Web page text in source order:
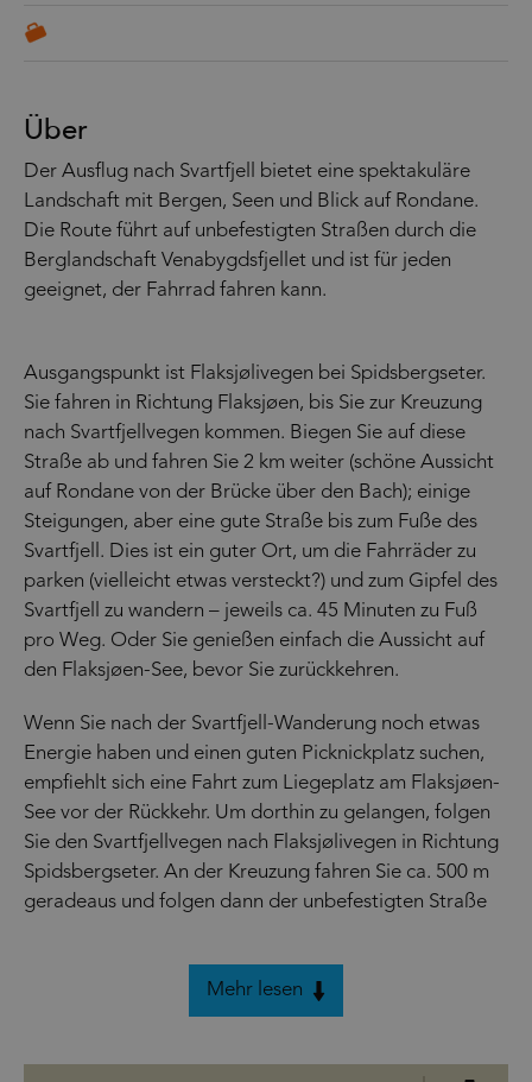
Über
Der Ausflug nach Svartfjell bietet eine spektakuläre
Landschaft mit Bergen, Seen und Blick auf Rondane.
Die Route führt auf unbefestigten Straßen durch die
Berglandschaft Venabygdsfjellet und ist für jeden
geeignet, der Fahrrad fahren kann.
Ausgangspunkt ist Flaksjølivegen bei Spidsbergseter.
Sie fahren in Richtung Flaksjøen, bis Sie zur Kreuzung
nach Svartfjellvegen kommen. Biegen Sie auf diese
Straße ab und fahren Sie 2 km weiter (schöne Aussicht
auf Rondane von der Brücke über den Bach); einige
Steigungen, aber eine gute Straße bis zum Fuße des
Svartfjell. Dies ist ein guter Ort, um die Fahrräder zu
parken (vielleicht etwas versteckt?) und zum Gipfel des
Svartfjell zu wandern – jeweils ca. 45 Minuten zu Fuß
pro Weg. Oder Sie genießen einfach die Aussicht auf
den Flaksjøen-See, bevor Sie zurückkehren.
Wenn Sie nach der Svartfjell-Wanderung noch etwas
Energie haben und einen guten Picknickplatz suchen,
empfiehlt sich eine Fahrt zum Liegeplatz am Flaksjøen-
See vor der Rückkehr. Um dorthin zu gelangen, folgen
Sie den Svartfjellvegen nach Flaksjølivegen in Richtung
Spidsbergseter. An der Kreuzung fahren Sie ca. 500 m
geradeaus und folgen dann der unbefestigten Straße
Mehr lesen